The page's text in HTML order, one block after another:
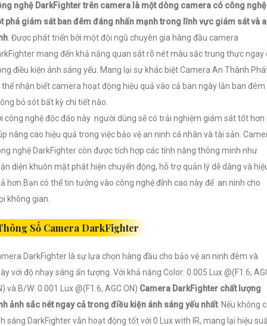
nghệ DarkFighter trên camera là một dòng camera có công nghệ
phá giám sát ban đêm đáng nhấn mạnh trong lĩnh vực giám sát và
. Được phát triển bởi một đội ngũ chuyên gia hàng đầu camera
mang đến khả năng quan sát rõ nét màu sắc trung thực ngay
điều kiện ánh sáng yếu. Mang lại sự khác biệt Camera An Thành
thể nhận biết camera hoạt động hiệu quả vào cả ban ngày lẫn ban đêm
bỏ sót bất kỳ chi tiết nào.
công nghệ độc đáo này người dùng sẽ có trải nghiệm giám sát tốt hơn
nâng cao hiệu quả trong việc bảo vệ an ninh cá nhân và tài sản.
nghệ DarkFighter còn được tích hợp các tính năng thông minh như
diện khuôn mặt phát hiện chuyển động, hỗ trợ quản lý dễ dàng và
hơn.Bạn có thể tin tưởng vào công nghệ đỉnh cao này để an ninh cho
không gian.
Số Camera DarkFighter
DarkFighter là sự lựa chọn hàng đầu cho bảo vệ an ninh đêm và
với độ nhạy sáng ấn tượng. Với khả năng Color: 0.005 Lux @(F1.6,
và B/W: 0.001 Lux @(F1.6, AGC ON) Camera DarkFighter chất lượng
ảnh sắc nét ngay cả trong điều kiện ánh sáng yếu nhất. Nếu không
sáng DarkFighter vẫn hoạt động tốt với 0 Lux with IR, mang lại hiệu